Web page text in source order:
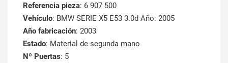
Referencia pieza: 6 907 500
Vehículo: BMW SERIE X5 E53 3.0d Año: 2005
Año fabricación: 2003
Estado: Material de segunda mano
Nº Puertas: 5